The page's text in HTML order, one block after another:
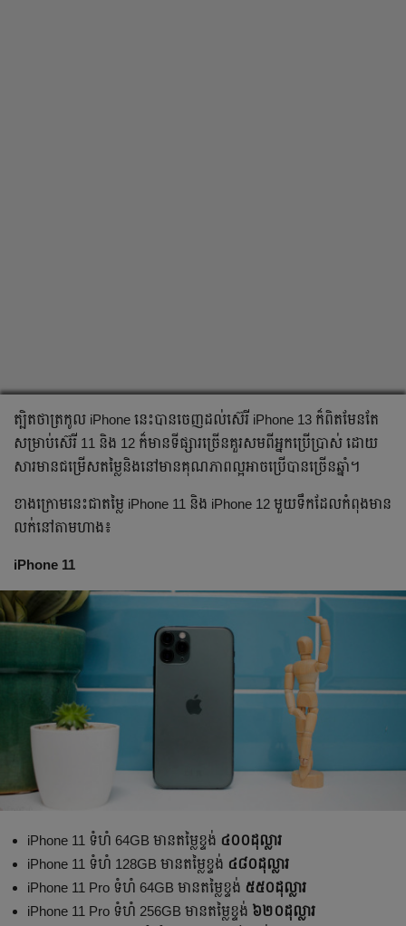
ត្បិត​ថា​ត្រកូល iPhone នេះ​បាន​ចេញ​ដល់​ស៊េរី iPhone 13 ក៏​ពិត​មែន​តែ​
សម្រាប់​ស៊េរី 11 និង 12 ក៏​មាន​ទីផ្សារ​ច្រើន​គួរ​សម​ពី​អ្នក​ប្រើ​ប្រាស់ ដោយ​
សារ​មាន​ជម្រើស​តម្លៃ​និង​នៅ​មាន​គុណ​ភាព​ល្អ​អាច​ប្រើ​បាន​ច្រើន​ឆ្នាំ។
ខាង​ក្រោម​នេះ​ជា​តម្លៃ iPhone 11 និង iPhone 12 មួយទឹក​ដែល​កំពុង​មាន​
លក់​នៅ​តាម​ហាង៖
iPhone 11
iPhone 11 ទំហំ 64GB មាន​តម្លៃខ្ទង់ ៤០០ដុល្លារ
iPhone 11 ទំហំ 128GB មាន​តម្លៃខ្ទង់ ៤៨០ដុល្លារ
iPhone 11 Pro ទំហំ 64GB មាន​តម្លៃខ្ទង់ ៥៥០ដុល្លារ
iPhone 11 Pro ទំហំ 256GB មាន​តម្លៃខ្ទង់ ៦២០ដុល្លារ